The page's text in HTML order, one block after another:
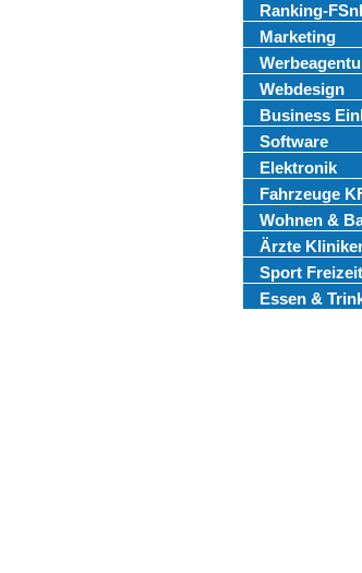
Ranking-
Marketing
Webdesign
Business
Software
Elektronik
Fahrzeuge
Wohnen &
Ärzte
Sport Freizeit
Essen &